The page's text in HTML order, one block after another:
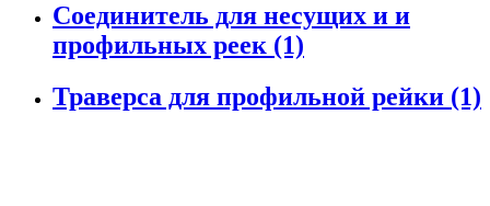
Соединитель для несущих и и
профильных реек (1)
Траверса для профильной рейки (1)